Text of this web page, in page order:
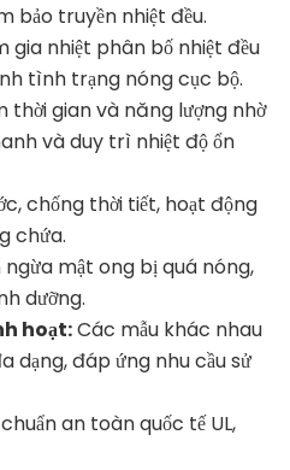
bảo truyền nhiệt đều.
gia nhiệt phân bố nhiệt đều
tình trạng nóng cục bộ.
thời gian và năng lượng nhờ
và duy trì nhiệt độ ổn
chống thời tiết, hoạt động
chứa.
ngừa mật ong bị quá nóng,
dưỡng.
hoạt:Các mẫu khác nhau
dạng, đáp ứng nhu cầu sử
an toàn quốc tế UL,